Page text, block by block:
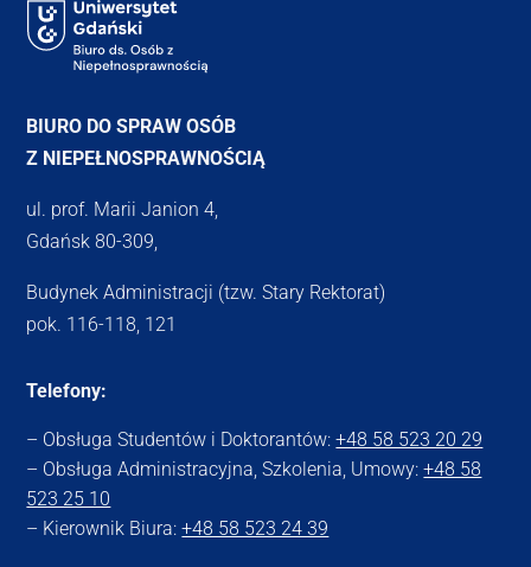
BIURO DO SPRAW OSÓB
Z NIEPEŁNOSPRAWNOŚCIĄ
ul. prof. Marii Janion 4,
Gdańsk 80-309,
Budynek Administracji (tzw. Stary Rektorat)
pok. 116-118, 121
Telefony:
– Obsługa Studentów i Doktorantów:+48 58 523 20 29
– Obsługa Administracyjna, Szkolenia, Umowy:+48 58
523 25 10
– Kierownik Biura:+48 58 523 24 39